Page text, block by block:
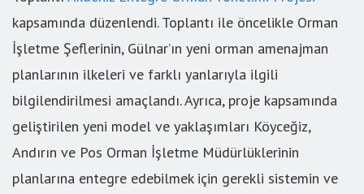
kapsamında düzenlendi. Toplantı ile öncelikle Orman
İşletme Şeflerinin, Gülnar’ın yeni orman amenajman
planlarının ilkeleri ve farklı yanlarıyla ilgili
bilgilendirilmesi amaçlandı. Ayrıca, proje kapsamında
geliştirilen yeni model ve yaklaşımları Köyceğiz,
Andırın ve Pos Orman İşletme Müdürlüklerinin
planlarına entegre edebilmek için gerekli sistemin ve